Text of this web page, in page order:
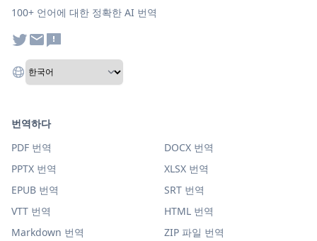
100+ 언어에 대한 정확한 AI 번역
번역하다
PDF 번역
DOCX 번역
PPTX 번역
XLSX 번역
EPUB 번역
SRT 번역
VTT 번역
HTML 번역
Markdown 번역
ZIP 파일 번역